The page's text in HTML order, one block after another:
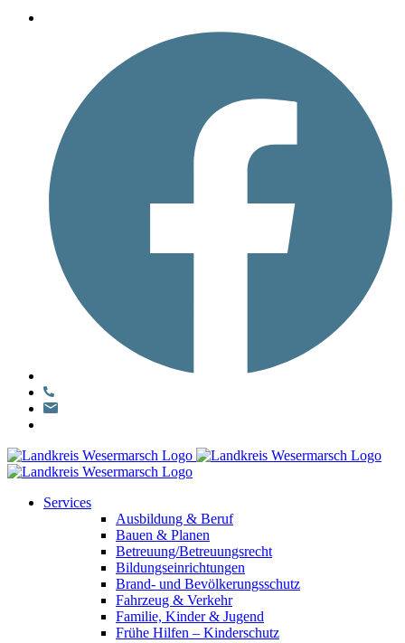
Services
Ausbildung & Beruf
Bauen & Planen
Betreuung/Betreuungsrecht
Bildungseinrichtungen
Brand- und Bevölkerungsschutz
Fahrzeug & Verkehr
Familie, Kinder & Jugend
Frühe Hilfen – Kinderschutz